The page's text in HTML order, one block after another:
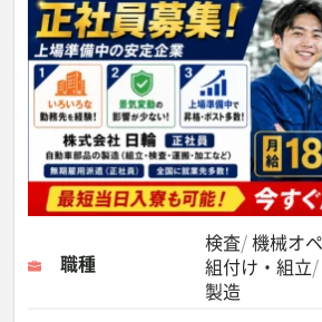
職種
検査 機械オ
組付け・組立
製造